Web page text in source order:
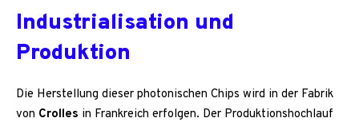
Industrialisation und
Produktion
Die Herstellung dieser photonischen Chips wird in der Fabrik
von Crolles in Frankreich erfolgen. Der Produktionshochlauf